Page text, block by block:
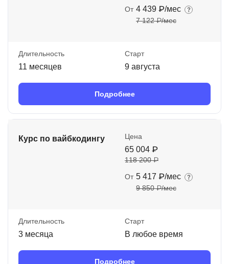
От 4 439 ₽/мес
7 122 ₽/мес
Длительность
11 месяцев
Старт
9 августа
Подробнее
Курс по вайбкодингу Цена
65 004 ₽
118 200 ₽
От 5 417 ₽/мес
9 850 ₽/мес
Длительность
3 месяца
Старт
В любое время
Подробнее